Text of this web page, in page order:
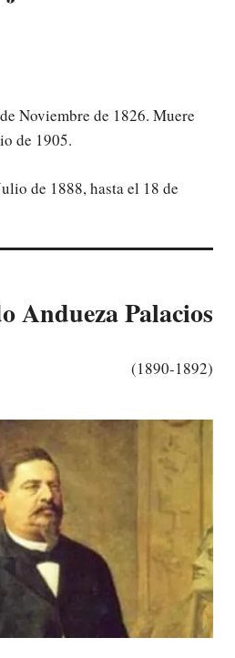
Noviembre de 1826. Muere
de 1905.
de 1888, hasta el 18 de
Andueza Palacios
(1890-1892)